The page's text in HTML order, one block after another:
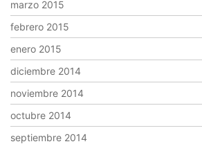
marzo 2015
febrero 2015
enero 2015
diciembre 2014
noviembre 2014
octubre 2014
septiembre 2014